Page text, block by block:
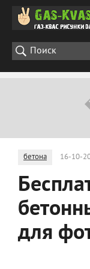
бетона 16-10-
для